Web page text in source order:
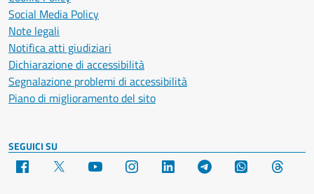
Social Media Policy
Note legali
Notifica atti giudiziari
Dichiarazione di accessibilità
Segnalazione problemi di accessibilità
Piano di miglioramento del sito
SEGUICI SU
Facebook YouTube Instagram LinkedIn Telegram WhatsApp